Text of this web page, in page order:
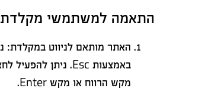
התאמה למשתמשי מקלדת
מקש הרווח או מקש Enter.